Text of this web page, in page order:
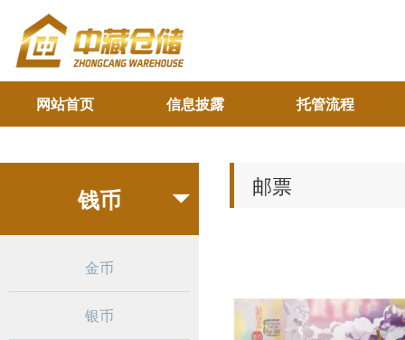
网站首页 信息披露 托管流程
钱币 
金币
银币
邮票